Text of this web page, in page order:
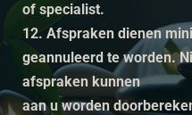
of specialist.
12. Afspraken dienen
geannuleerd te worden.
afspraken kunnen
aan u worden